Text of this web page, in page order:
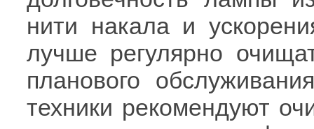
нити накала и
лучше регулярно
планового
техники рекомендуют